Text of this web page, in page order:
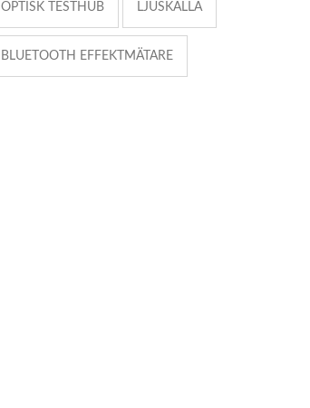
OPTISK TESTHUB LJUSKÄLLA
BLUETOOTH EFFEKTMÄTARE